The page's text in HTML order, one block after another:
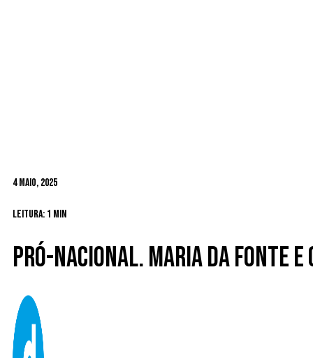
4 Maio, 2025
Leitura: 1 min
Pró-Nacional. Maria da Fonte